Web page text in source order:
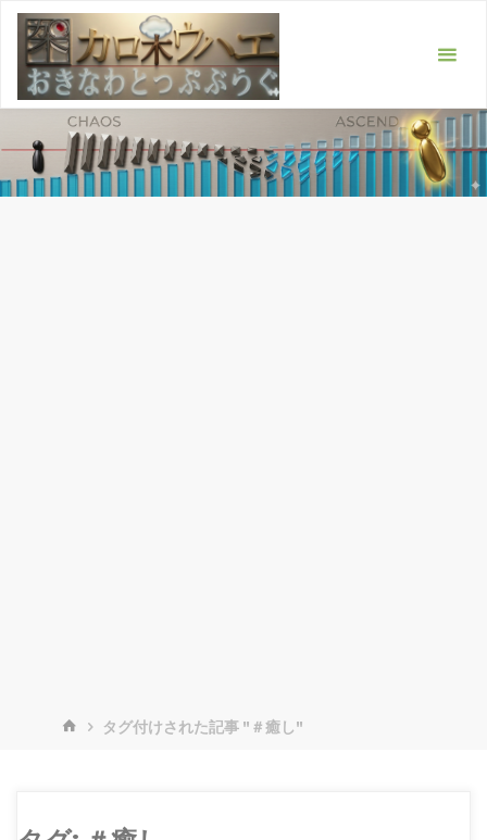
ス
ホ
タグ付けされた記事 "＃癒し"